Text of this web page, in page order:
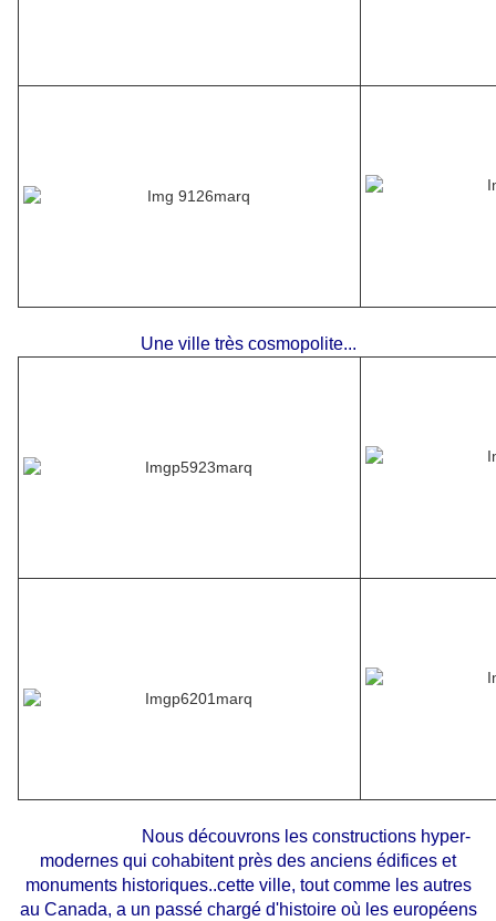
Une ville très cosmopolite...
Nous découvrons les constructions hyper-
modernes qui cohabitent près des anciens édifices et
monuments historiques..cette ville, tout comme les autres
au Canada, a un passé chargé d'histoire où les européens